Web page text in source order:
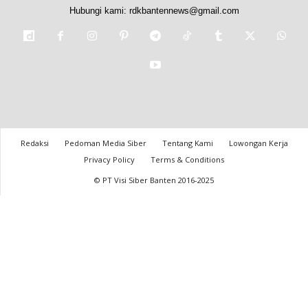
Hubungi kami: rdkbantennews@gmail.com
Redaksi Pedoman Media Siber Tentang Kami
Lowongan Kerja
Privacy Policy
Terms & Conditions
© PT Visi Siber Banten 2016-2025